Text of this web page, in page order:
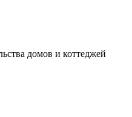
домов и коттеджей